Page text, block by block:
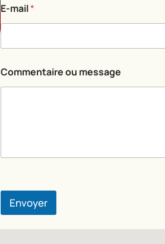
E-mail*
Commentaire ou message
Envoyer